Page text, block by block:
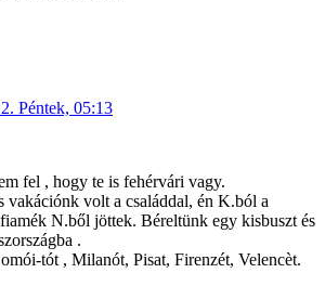
Péntek, 05:13
fel , hogy te is fehérvári vagy.
vakációnk volt a családdal, én K.ból a
N.ből jöttek. Béreltünk egy kisbuszt és
.
tót , Milanót, Pisat, Firenzét, Velencèt.